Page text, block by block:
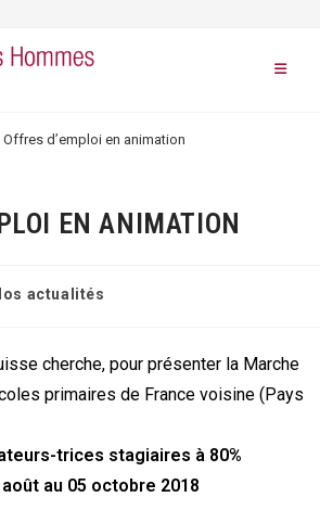
Offres d’emploi en animation
EN ANIMATION
actualités
cherche, pour présenter la Marche
primaires de France voisine (Pays
trices stagiaires à 80%
août au 05 octobre 2018